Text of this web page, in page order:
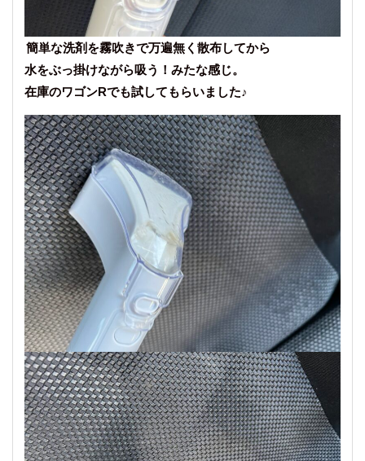
簡単な洗剤を霧吹きで万遍無く散布してから
水をぶっ掛けながら吸う！みたな感じ。
在庫のワゴンRでも試してもらいました♪